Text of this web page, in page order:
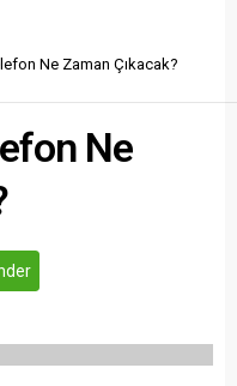
Ne Zaman Çıkacak?
Ne